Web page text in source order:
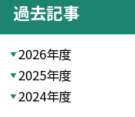
過去記事
2026年度
2025年度
2024年度